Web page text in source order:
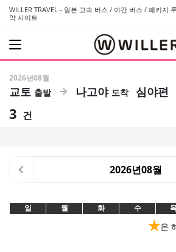
WILLER TRAVEL - 일본 고속 버스 / 야간 버스 / 패키지
약 사이트
2026년08월
교토 나고야 심야편
3 건
2026년08월
일 월 화 수
★은